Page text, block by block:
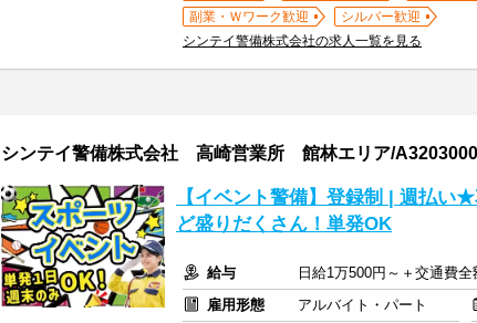
副業・Ｗワーク歓迎
シルバー歓迎
シンテイ警備株式会社の求人一覧を見る
シンテイ警備株式会社 高崎営業所 館林エリア/
【イベント警備】登録制 | 週払い
ど盛りだくさん！単発OK
給与
日給1万500円～＋交通費全
雇用形態
アルバイト・パート